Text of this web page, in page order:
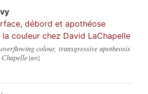
débord et apothéose
couleur chez David LaChapelle
colour, transgressive apotheosis